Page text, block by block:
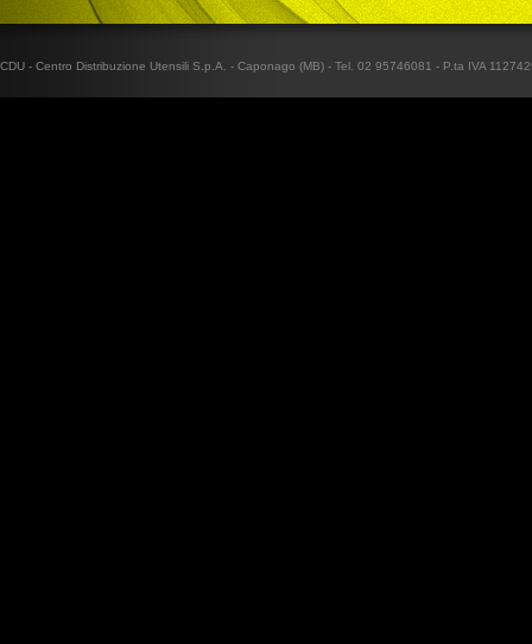
CDU - Centro Distribuzione Utensili S.p.A. - Caponago (MB) - Tel. 02 95746081 - P.ta IVA